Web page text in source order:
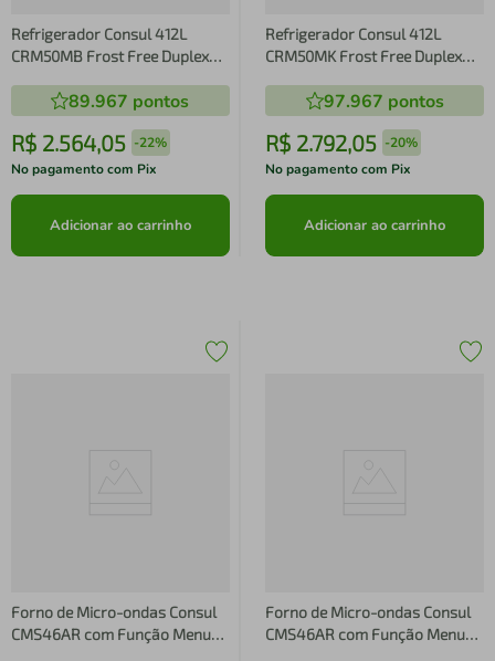
Refrigerador Consul 412L
CRM50MB Frost Free Duplex
89.967 pontos
R$ 2.564,05 -22%
No pagamento com Pix
Adicionar ao carrinho
Refrigerador Consul 412L
CRM50MK Frost Free Duplex
97.967 pontos
R$ 2.792,05 -20%
No pagamento com Pix
Adicionar ao carrinho
Forno de Micro-ondas Consul
CMS46AR com Função Menu
Forno de Micro-ondas Consul
CMS46AR com Função Menu